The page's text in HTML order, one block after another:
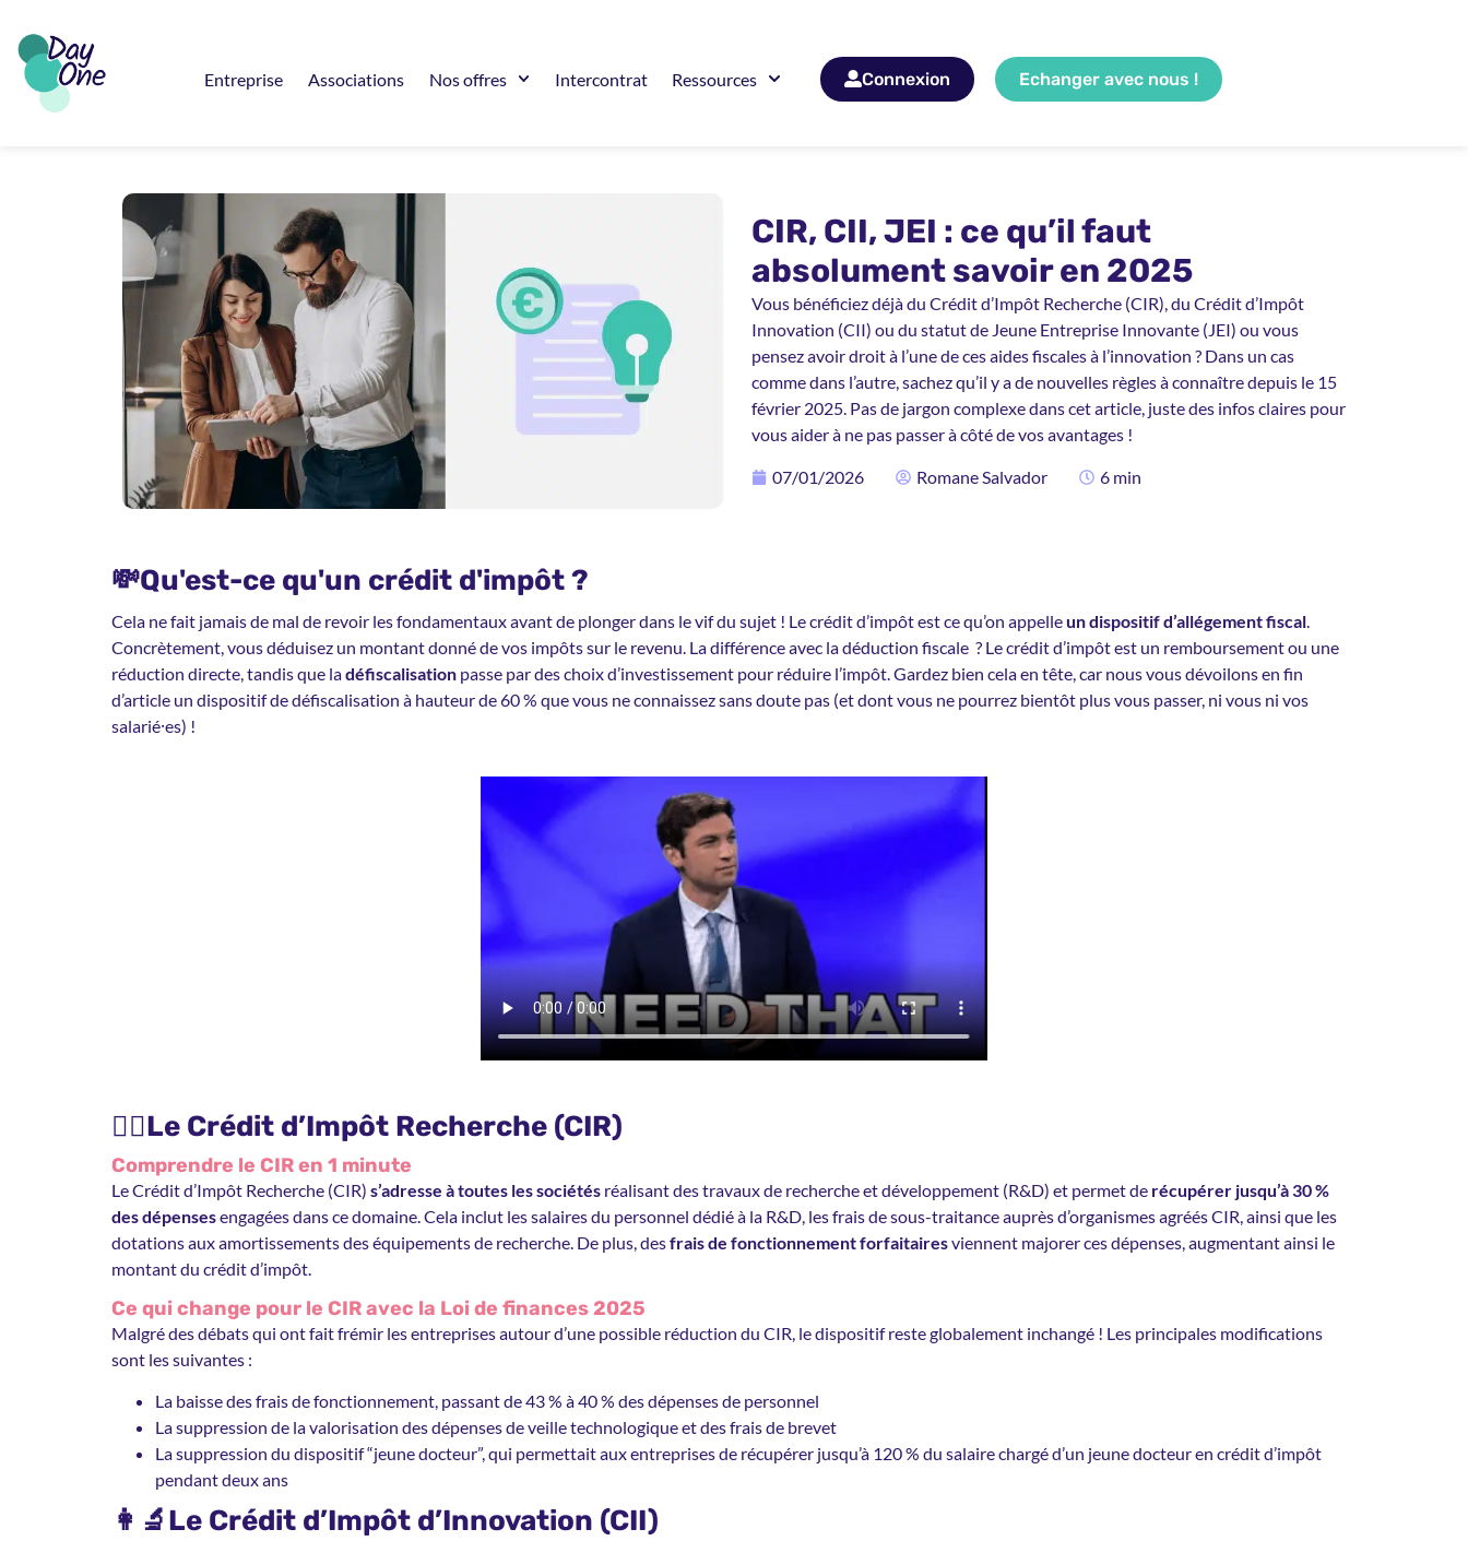
Entreprise Associations Nos offres Intercontrat Ressources Connexion Echanger avec nous !
CIR, CII, JEI : ce qu’il faut
absolument savoir en 2025
Vous bénéficiez déjà du Crédit d’Impôt Recherche (CIR), du Crédit d’Impôt
Innovation (CII) ou du statut de Jeune Entreprise Innovante (JEI) ou vous
pensez avoir droit à l’une de ces aides fiscales à l’innovation ? Dans un cas
comme dans l’autre, sachez qu’il y a de nouvelles règles à connaître depuis le 15
février 2025. Pas de jargon complexe dans cet article, juste des infos claires pour
vous aider à ne pas passer à côté de vos avantages !
07/01/2026 Romane Salvador 6 min
💸Qu'est-ce qu'un crédit d'impôt ?
Cela ne fait jamais de mal de revoir les fondamentaux avant de plonger dans le vif du sujet ! Le crédit d’impôt est ce qu’on appelleun dispositif d’allégement fiscal.
Concrètement, vous déduisez un montant donné de vos impôts sur le revenu. La différence avec la déduction fiscale ? Le crédit d’impôt est un remboursement ou une
réduction directe, tandis que ladéfiscalisation passe par des choix d’investissement pour réduire l’impôt. Gardez bien cela en tête, car nous vous dévoilons en fin
d’article un dispositif de défiscalisation à hauteur de 60 % que vous ne connaissez sans doute pas (et dont vous ne pourrez bientôt plus vous passer, ni vous ni vos
salarié⸱es) !
🕵️‍♀️Le Crédit d’Impôt Recherche (CIR)
Comprendre le CIR en 1 minute
Le Crédit d’Impôt Recherche (CIR) s’adresse à toutes les sociétés réalisant des travaux de recherche et développement (R&D) et permet de récupérer jusqu’à 30 %
des dépensesengagées dans ce domaine. Cela inclut les salaires du personnel dédié à la R&D, les frais de sous-traitance auprès d’organismes agréés CIR, ainsi que les
dotations aux amortissements des équipements de recherche. De plus, desfrais de fonctionnement forfaitairesviennent majorer ces dépenses, augmentant ainsi le
montant du crédit d’impôt.
Ce qui change pour le CIR avec la Loi de finances 2025
Malgré des débats qui ont fait frémir les entreprises autour d’une possible réduction du CIR, le dispositif reste globalement inchangé ! Les principales modifications
sont les suivantes :
La baisse des frais de fonctionnement, passant de 43 % à 40 % des dépenses de personnel
La suppression de la valorisation des dépenses de veille technologique et des frais de brevet
La suppression du dispositif “jeune docteur”, qui permettait aux entreprises de récupérer jusqu’à 120 % du salaire chargé d’un jeune docteur en crédit d’impôt
pendant deux ans
👩‍🔬Le Crédit d’Impôt d’Innovation (CII)